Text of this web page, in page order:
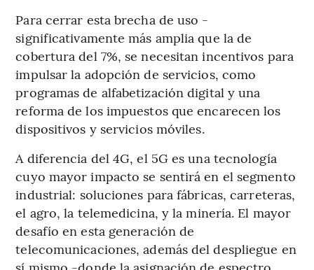
Para cerrar esta brecha de uso -
significativamente más amplia que la de
cobertura del 7%, se necesitan incentivos para
impulsar la adopción de servicios, como
programas de alfabetización digital y una
reforma de los impuestos que encarecen los
dispositivos y servicios móviles.
A diferencia del 4G, el 5G es una tecnología
cuyo mayor impacto se sentirá en el segmento
industrial: soluciones para fábricas, carreteras,
el agro, la telemedicina, y la minería. El mayor
desafío en esta generación de
telecomunicaciones, además del despliegue en